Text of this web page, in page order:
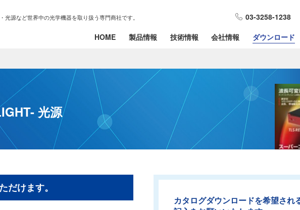
源など世界中の光学機器を取り扱う専門商社です。 03-3258-1238
HOME
製品情報 技術情報 会社情報 ダウンロード
光源
だけます。
カタログダウンロードを希望され